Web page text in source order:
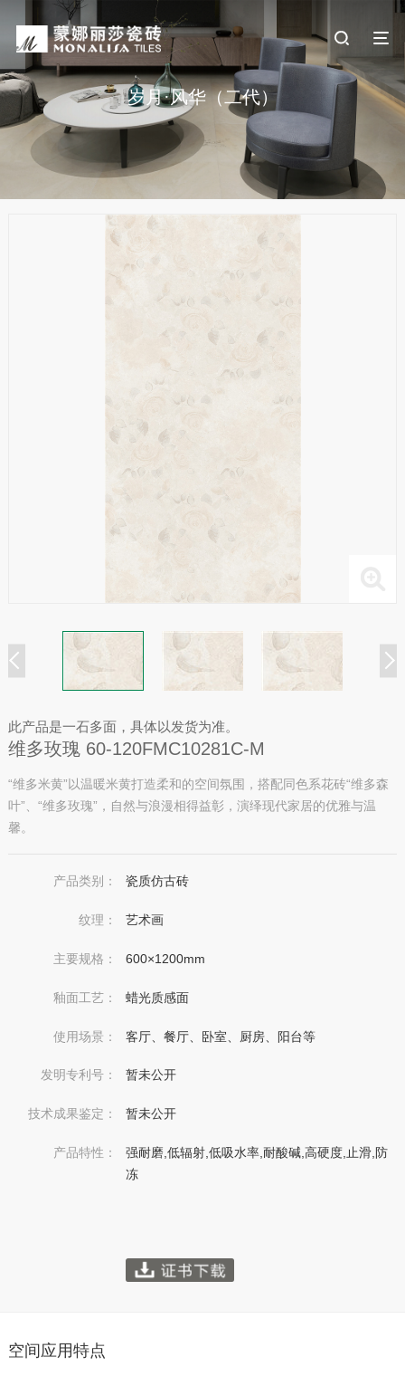
岁月·风华（二代）
此产品是一石多面，具体以发货为准。
维多玫瑰 60-120FMC10281C-M
“维多米黄”以温暖米黄打造柔和的空间氛围，搭配同色系花砖“维多森
叶”、“维多玫瑰”，自然与浪漫相得益彰，演绎现代家居的优雅与温
馨。
产品类别： 瓷质仿古砖
纹理： 艺术画
主要规格： 600×1200mm
釉面工艺： 蜡光质感面
使用场景： 客厅、餐厅、卧室、厨房、阳台等
发明专利号： 暂未公开
技术成果鉴定： 暂未公开
产品特性：
强耐磨,低辐射,低吸水率,耐酸碱,高硬度,止滑,防
冻
空间应用特点